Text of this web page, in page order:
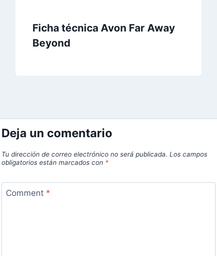
Ficha técnica Avon Far Away
Beyond
Deja un comentario
Tu dirección de correo electrónico no será publicada. Los campos
obligatorios están marcados con *
Comment *